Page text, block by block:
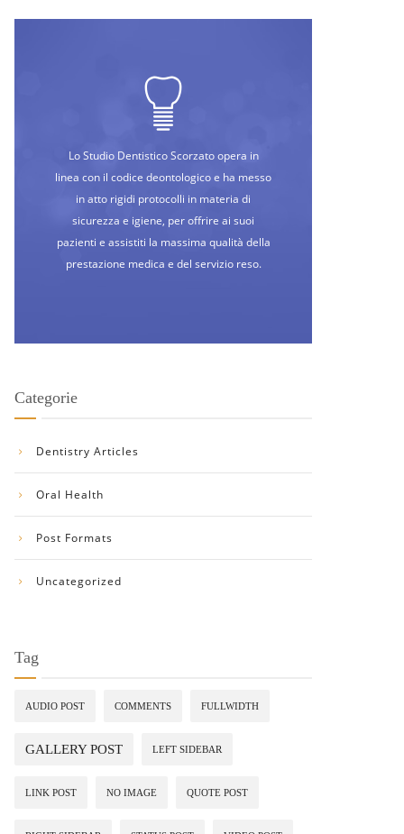
Lo Studio Dentistico Scorzato opera in
linea con il codice deontologico e ha messo
in atto rigidi protocolli in materia di
sicurezza e igiene, per offrire ai suoi
pazienti e assistiti la massima qualità della
prestazione medica e del servizio reso.
Categorie
Dentistry Articles
Oral Health
Post Formats
Uncategorized
Tag
AUDIO POST COMMENTS FULLWIDTH
GALLERY POST LEFT SIDEBAR
LINK POST NO IMAGE QUOTE POST